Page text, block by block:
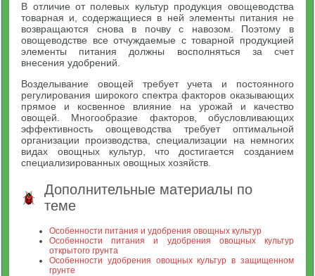
В отличие от полевых культур продукция овощеводства
товарная и, содержащиеся в ней элементы питания не
возвращаются снова в почву с навозом. Поэтому в
овощеводстве все отчуждаемые с товарной продукцией
элементы питания должны восполняться за счет
внесения удобрений.
Возделывание овощей требует учета и постоянного
регулирования широкого спектра факторов оказывающих
прямое и косвенное влияние на урожай и качество
овощей. Многообразие факторов, обусловливающих
эффективность овощеводства требует оптимальной
организации производства, специализации на немногих
видах овощных культур, что достигается созданием
специализированных овощных хозяйств.
Дополнительные материалы по
теме
Особенности питания и удобрения овощных культур
Особенности питания и удобрения овощных культур
открытого грунта
Особенности удобрения овощных культур в защищенном
грунте